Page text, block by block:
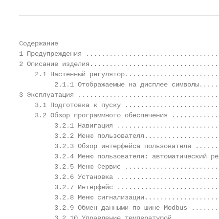
Содержание
1 Предупреждения
2 Описание
2.1 Настенный
2.1.1 Отображаемые на дисплее
3 Эксплуатация
3.1 Подготовка к пуску
3.2 Обзор программного обеспечения
3.2.1 Навигация
3.2.2 Меню
3.2.3 Обзор интерфейса пользователя
3.2.4 Меню пользователя: автоматический
3.2.5 Меню Сервис
3.2.6 Установка
3.2.7 Интерфейс
3.2.8 Меню
3.2.9 Обмен данными по шине Modbus